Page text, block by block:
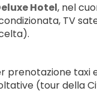
Hotel, nel
TV
prenotazione taxi
(tour della